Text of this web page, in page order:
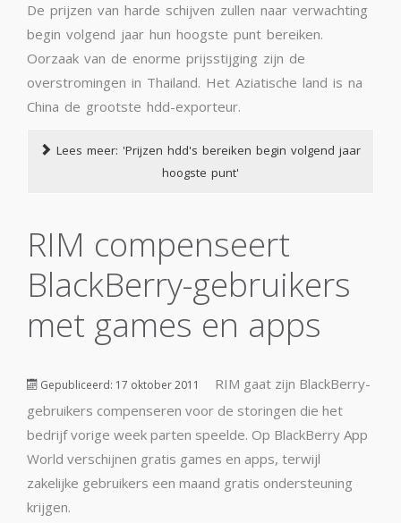
De prijzen van harde schijven zullen naar verwachting
begin volgend jaar hun hoogste punt bereiken.
Oorzaak van de enorme prijsstijging zijn de
overstromingen in Thailand. Het Aziatische land is na
China de grootste hdd-exporteur.
Lees meer: 'Prijzen hdd's bereiken begin volgend jaar
hoogste punt'
RIM compenseert
BlackBerry-gebruikers
met games en apps
Gepubliceerd: 17 oktober 2011
RIM gaat zijn BlackBerry-
gebruikers compenseren voor de storingen die het
bedrijf vorige week parten speelde. Op BlackBerry App
World verschijnen gratis games en apps, terwijl
zakelijke gebruikers een maand gratis ondersteuning
krijgen.